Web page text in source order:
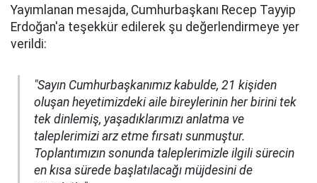
Yayımlanan mesajda, Cumhurbaşkanı Recep Tayyip
Erdoğan'a teşekkür edilerek şu değerlendirmeye yer
verildi:
"Sayın Cumhurbaşkanımız kabulde, 21 kişiden
oluşan heyetimizdeki aile bireylerinin her birini tek
tek dinlemiş, yaşadıklarımızı anlatma ve
taleplerimizi arz etme fırsatı sunmuştur.
Toplantımızın sonunda taleplerimizle ilgili sürecin
en kısa sürede başlatılacağı müjdesini de